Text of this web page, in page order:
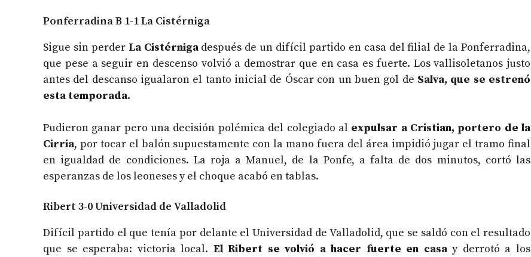
Ponferradina B 1-1 La Cistérniga
Sigue sin perder La Cistérnigadespués de un difícil partido en casa del filial de la Ponferradina,
que pese a seguir en descenso volvió a demostrar que en casa es fuerte. Los vallisoletanos justo
antes del descanso igualaron el tanto inicial de Óscar con un buen gol de Salva, que se estrenó
esta temporada.
Pudieron ganar pero una decisión polémica del colegiado al expulsar a Cristian, portero de la
Cirria, por tocar el balón supuestamente con la mano fuera del área impidió jugar el tramo final
en igualdad de condiciones. La roja a Manuel, de la Ponfe, a falta de dos minutos, cortó las
esperanzas de los leoneses y el choque acabó en tablas.
Ribert 3-0 Universidad de Valladolid
Difícil partido el que tenía por delante el Universidad de Valladolid, que se saldó con el resultado
que se esperaba: victoria local. El Ribert se volvió a hacer fuerte en casay derrotó a los